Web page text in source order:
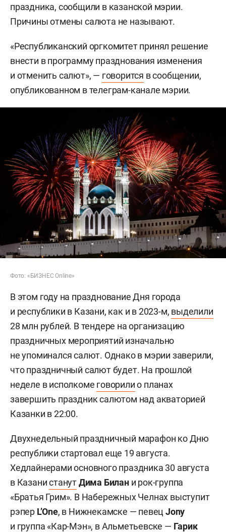
праздника, сообщили в казанской мэрии.
Причины отмены салюта не называют.
«Республиканский оргкомитет принял решение
внести в программу празднования изменения
и отменить салют», — говорится в сообщении,
опубликованном в телеграм-канале мэрии.
Фото: «БИЗНЕС Online»
В этом году на празднование Дня города
и республики в Казани, как и в 2023-м, выделили
28 млн рублей. В тендере на организацию
праздничных мероприятий изначально
не упоминался салют. Однако в мэрии заверили,
что праздничный салют будет. На прошлой
неделе в исполкоме говорилио планах
завершить праздник салютом над акваторией
Казанки в 22:00.
Двухнедельный праздничный марафон ко Дню
республики стартовал еще 19 августа.
Хедлайнерами основного праздника 30 августа
в КазанистанутДима Билани рок-группа
«Братья Грим». В Набережных Челнах выступит
рэпер L’One, в Нижнекамске — певецJony
и группа «Кар-Мэн», в Альметьевске — Гарик